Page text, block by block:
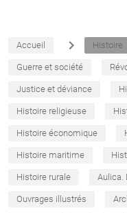
Accueil navigate_next Histoire
Guerre et société
Justice et déviance
Histoire religieuse
Histoire économique
Histoire maritime
Histoire rurale Aulica.
Ouvrages illustrés